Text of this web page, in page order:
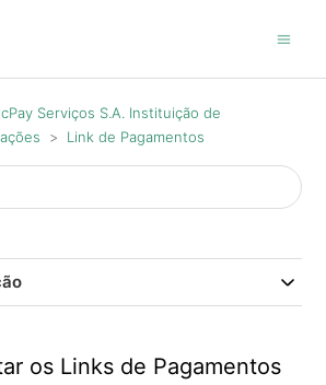
Serviços S.A. Instituição de
Link de Pagamentos
os Links de Pagamentos